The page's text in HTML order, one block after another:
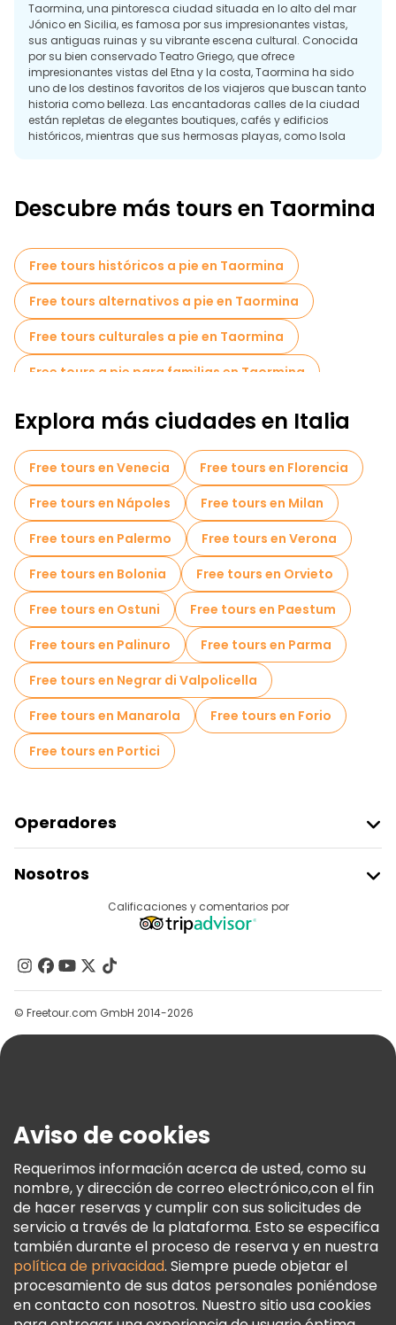
Taormina, una pintoresca ciudad situada en lo alto del mar
Jónico en Sicilia, es famosa por sus impresionantes vistas,
sus antiguas ruinas y su vibrante escena cultural. Conocida
por su bien conservado Teatro Griego, que ofrece
impresionantes vistas del Etna y la costa, Taormina ha sido
uno de los destinos favoritos de los viajeros que buscan tanto
historia como belleza. Las encantadoras calles de la ciudad
están repletas de elegantes boutiques, cafés y edificios
históricos, mientras que sus hermosas playas, como Isola
isla de Sicilia.
Descubre más tours en Taormina
Free tours históricos a pie en Taormina
Free tours alternativos a pie en Taormina
Free tours culturales a pie en Taormina
Free tours a pie para familias en Taormina
Tours autoguiados en Taormina
Free tours de un día en Taormina
Free tours nocturnos a pie en Taormina
Tours gastronómicos en Taormina
Free tours cerca Bar Vitelli
Free tours cerca Porta Messina
Explora más ciudades en Italia
Free tours en Venecia
Free tours en Florencia
Free tours en Nápoles
Free tours en Milan
Free tours en Palermo
Free tours en Verona
Free tours en Bolonia
Free tours en Orvieto
Free tours en Ostuni
Free tours en Paestum
Free tours en Palinuro
Free tours en Parma
Free tours en Negrar di Valpolicella
Free tours en Manarola
Free tours en Forio
Free tours en Portici
Operadores
Acceder Como Proveedor
Programa De Afiliados
Nosotros
Contacto
Grupos
Ayuda
Términos E Información Legal
Política De Cookies
Freetour Premios
Programa De Fidelidad
Calificaciones y comentarios por
© Freetour.com GmbH 2014-2026
Aviso de cookies
Requerimos información acerca de usted, como su
nombre, y dirección de correo electrónico,con el fin
de hacer reservas y cumplir con sus solicitudes de
servicio a través de la plataforma. Esto se especifica
también durante el proceso de reserva y en nuestra
política de privacidad. Siempre puede objetar el
procesamiento de sus datos personales poniéndose
en contacto con nosotros. Nuestro sitio usa cookies